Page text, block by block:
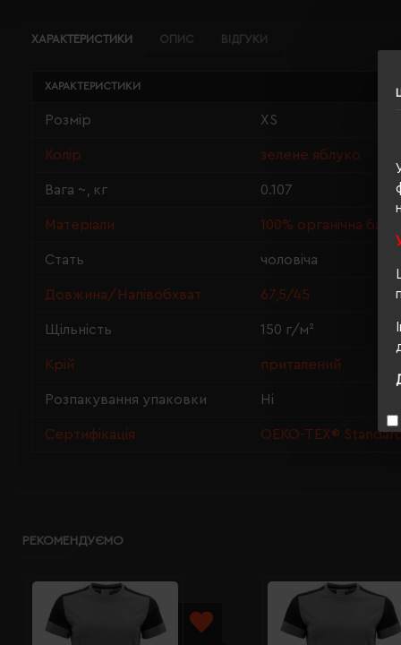
ХАРАКТЕРИСТИКИ ОПИС ВІДГУКИ
ХАРАКТЕРИСТИКИ
Розмір XS
Колір зелене яблуко
Вага ~, кг 0.107
Матеріали 100% органічна
Стать чоловіча
Довжина/Напівобхват 67,5/45
Щільність 150 г/м²
Крій приталений
Розпакування упаковки Ні
Сертифікація OEKO-TEX®
РЕКОМЕНДУЄМО